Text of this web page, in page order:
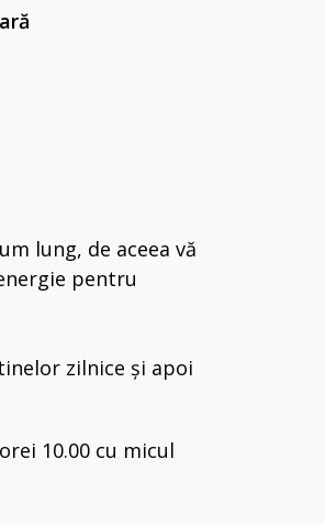
lung, de aceea vă
pentru
zilnice și apoi
10.00 cu micul